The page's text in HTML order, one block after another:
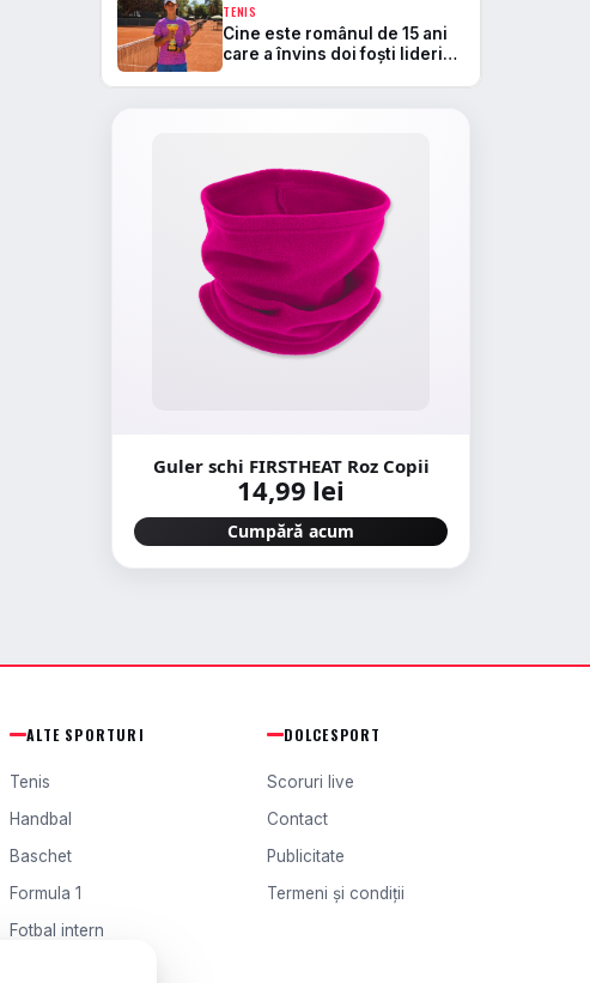
TENIS
Cine este românul de 15 ani
care a învins doi foști lideri
Guler schi FIRSTHEAT Roz Copii
14,99 lei
Cumpără acum
ALTE SPORTURI
Tenis
Handbal
Baschet
Formula 1
Fotbal intern
DOLCESPORT
Scoruri live
Contact
Publicitate
Termeni și condiții